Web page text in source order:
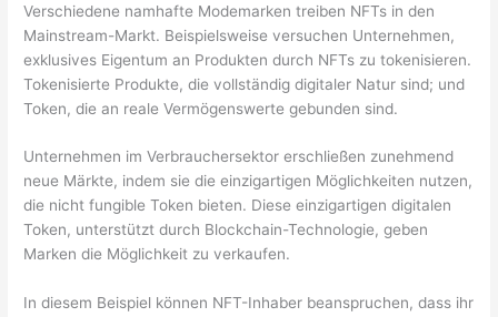
Verschiedene namhafte Modemarken treiben NFTs in den
Mainstream-Markt. Beispielsweise versuchen Unternehmen,
exklusives Eigentum an Produkten durch NFTs zu tokenisieren.
Tokenisierte Produkte, die vollständig digitaler Natur sind; und
Token, die an reale Vermögenswerte gebunden sind.
Unternehmen im Verbrauchersektor erschließen zunehmend
neue Märkte, indem sie die einzigartigen Möglichkeiten nutzen,
die nicht fungible Token bieten. Diese einzigartigen digitalen
Token, unterstützt durch Blockchain-Technologie, geben
Marken die Möglichkeit zu verkaufen.
In diesem Beispiel können NFT-Inhaber beanspruchen, dass ihr